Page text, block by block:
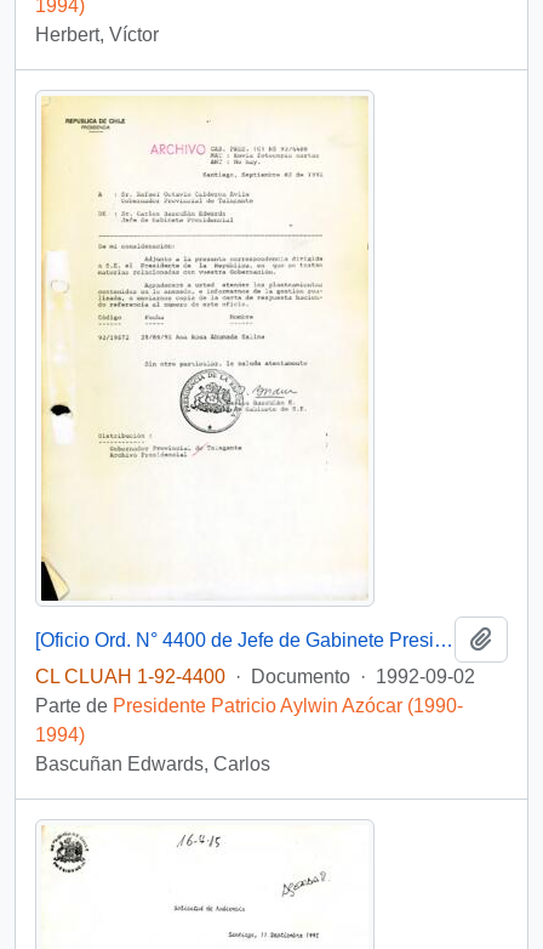
1994)
Herbert, Víctor
[Oficio Ord. N° 4400 de Jefe de Gabinete Presidencial, remite copia de carta]
CL CLUAH 1-92-4400 · Documento · 1992-09-02
Parte de Presidente Patricio Aylwin Azócar (1990-
1994)
Bascuñan Edwards, Carlos